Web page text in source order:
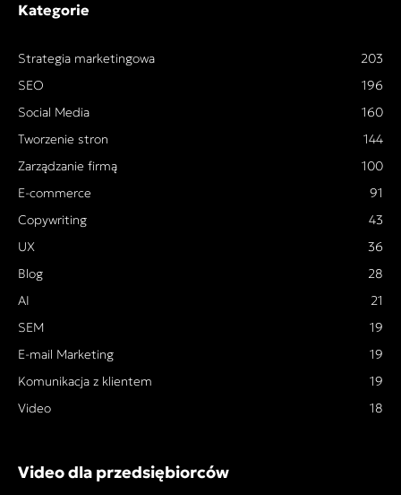
Kategorie
Strategia marketingowa
203
SEO
196
Social Media
160
Tworzenie stron
144
Zarządzanie firmą
100
E-commerce
91
Copywriting
43
UX
36
Blog
28
AI
21
SEM
19
E-mail Marketing
19
Komunikacja z klientem
19
Video
18
Video dla przedsiębiorców